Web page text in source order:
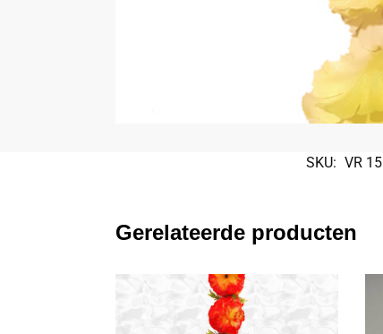
SKU: VR 15
Gerelateerde producten